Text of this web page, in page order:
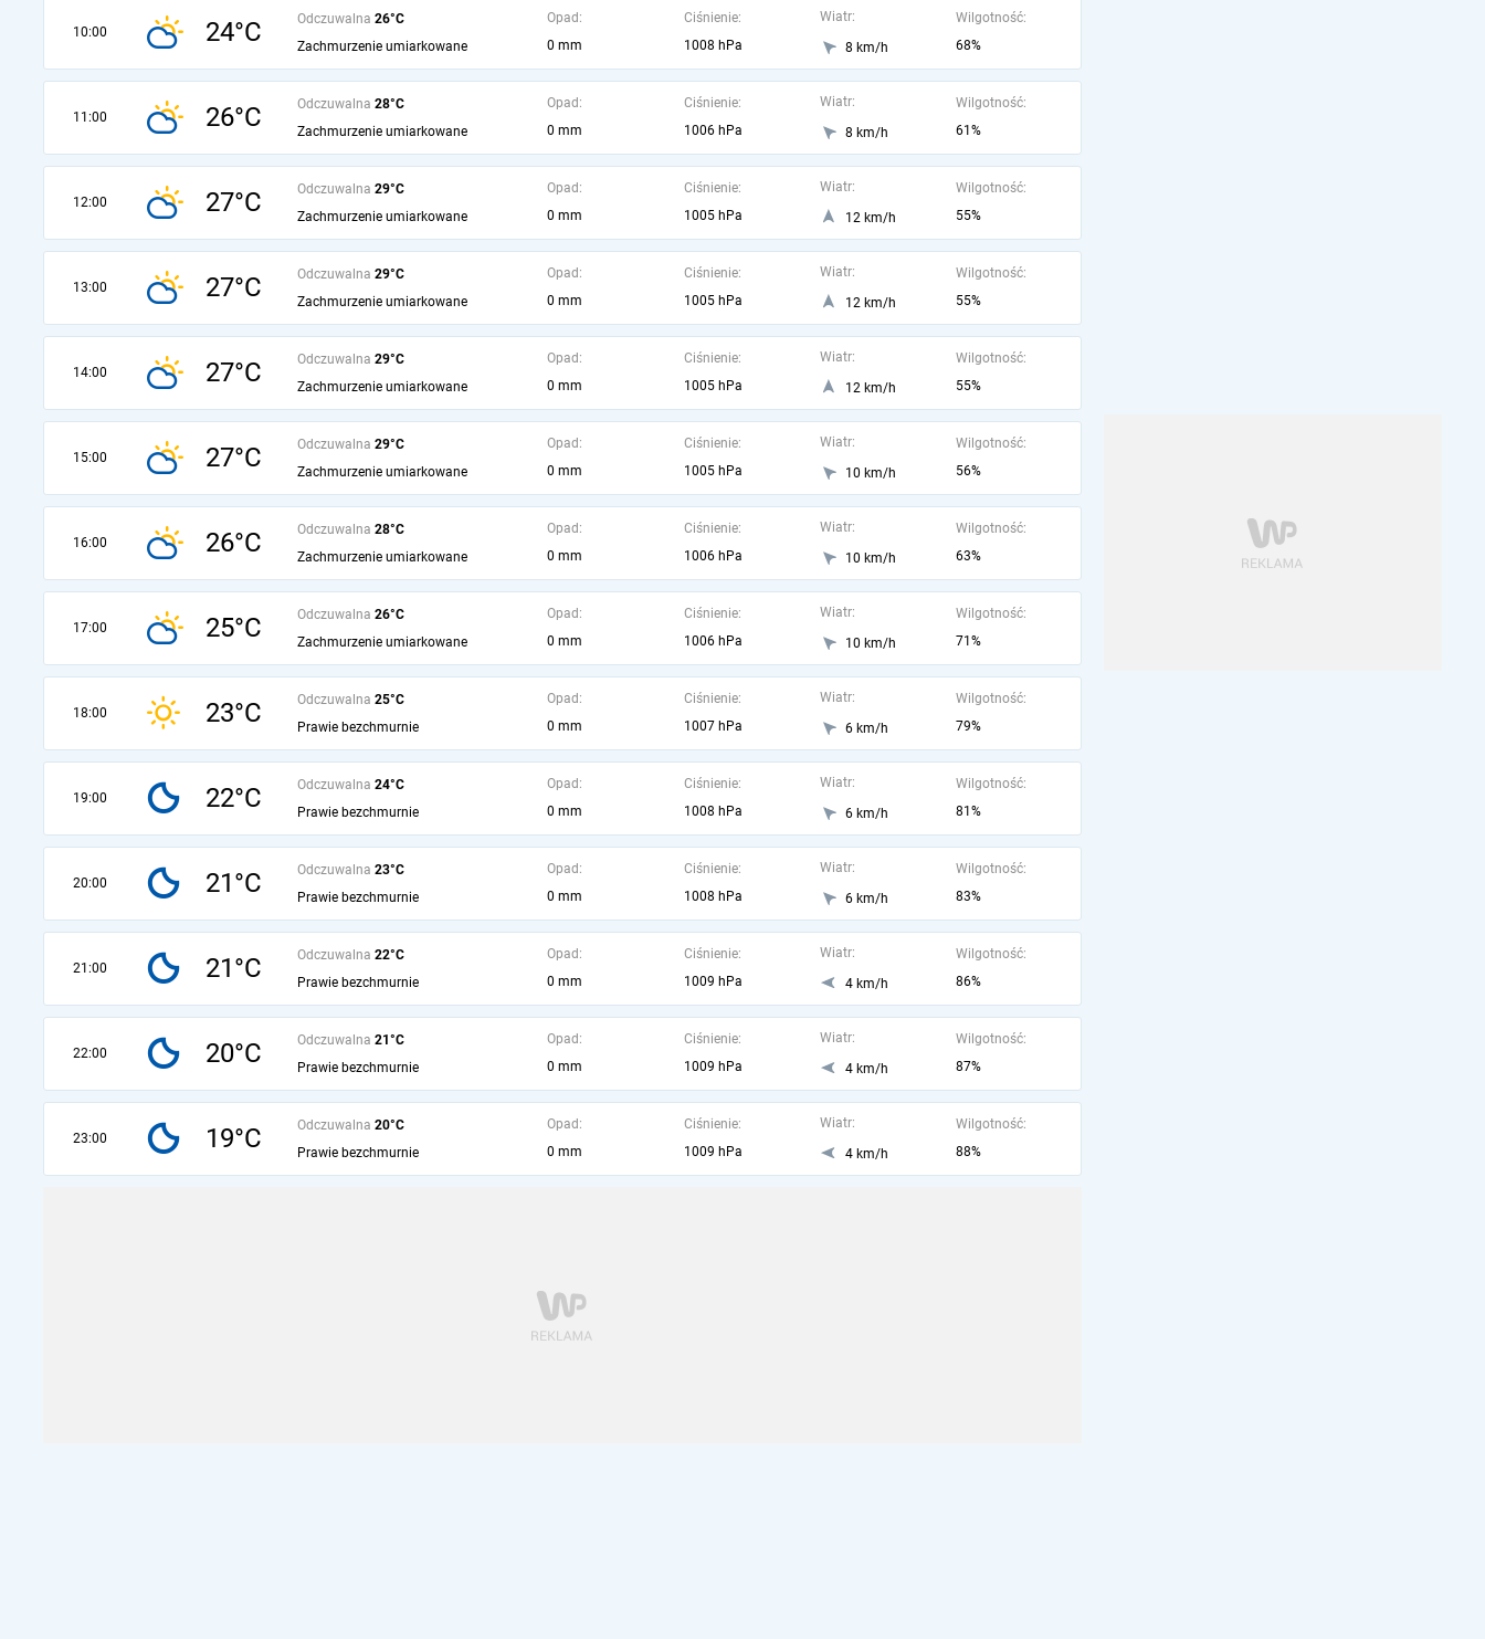
10:00 24°C Odczuwalna 26°C
Zachmurzenie umiarkowane
Opad:
0 mm
Ciśnienie:
1008 hPa
Wiatr:
8 km/h
Wilgotność:
68%
11:00 26°C Odczuwalna 28°C
Zachmurzenie umiarkowane
Opad:
0 mm
Ciśnienie:
1006 hPa
Wiatr:
8 km/h
Wilgotność:
61%
12:00 27°C Odczuwalna 29°C
Zachmurzenie umiarkowane
Opad:
0 mm
Ciśnienie:
1005 hPa
Wiatr:
12 km/h
Wilgotność:
55%
13:00 27°C Odczuwalna 29°C
Zachmurzenie umiarkowane
Opad:
0 mm
Ciśnienie:
1005 hPa
Wiatr:
12 km/h
Wilgotność:
55%
14:00 27°C Odczuwalna 29°C
Zachmurzenie umiarkowane
Opad:
0 mm
Ciśnienie:
1005 hPa
Wiatr:
12 km/h
Wilgotność:
55%
15:00 27°C Odczuwalna 29°C
Zachmurzenie umiarkowane
Opad:
0 mm
Ciśnienie:
1005 hPa
Wiatr:
10 km/h
Wilgotność:
56%
16:00 26°C Odczuwalna 28°C
Zachmurzenie umiarkowane
Opad:
0 mm
Ciśnienie:
1006 hPa
Wiatr:
10 km/h
Wilgotność:
63%
17:00 25°C Odczuwalna 26°C
Zachmurzenie umiarkowane
Opad:
0 mm
Ciśnienie:
1006 hPa
Wiatr:
10 km/h
Wilgotność:
71%
18:00 23°C Odczuwalna 25°C
Prawie bezchmurnie
Opad:
0 mm
Ciśnienie:
1007 hPa
Wiatr:
6 km/h
Wilgotność:
79%
19:00 22°C Odczuwalna 24°C
Prawie bezchmurnie
Opad:
0 mm
Ciśnienie:
1008 hPa
Wiatr:
6 km/h
Wilgotność:
81%
20:00 21°C Odczuwalna 23°C
Prawie bezchmurnie
Opad:
0 mm
Ciśnienie:
1008 hPa
Wiatr:
6 km/h
Wilgotność:
83%
21:00 21°C Odczuwalna 22°C
Prawie bezchmurnie
Opad:
0 mm
Ciśnienie:
1009 hPa
Wiatr:
4 km/h
Wilgotność:
86%
22:00 20°C Odczuwalna 21°C
Prawie bezchmurnie
Opad:
0 mm
Ciśnienie:
1009 hPa
Wiatr:
4 km/h
Wilgotność:
87%
23:00 19°C Odczuwalna 20°C
Prawie bezchmurnie
Opad:
0 mm
Ciśnienie:
1009 hPa
Wiatr:
4 km/h
Wilgotność:
88%